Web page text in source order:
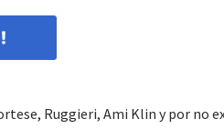
Ruggieri, Ami Klin y por